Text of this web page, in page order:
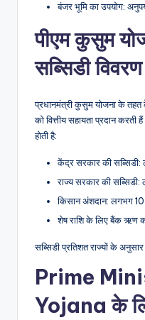
बंजर भूमि का उपयोग:
पीएम कुसुम
सब्सिडी विवरण
प्रधानमंत्री कुसुम योजना के
को वित्तीय सहायता प्रदान
होती है:
केंद्र सरकार की
राज्य सरकार की
किसान अंशदान: लगभग
शेष राशि के लिए बैंक ऋण
सब्सिडी प्रतिशत राज्यों के
Prime
Yojana के